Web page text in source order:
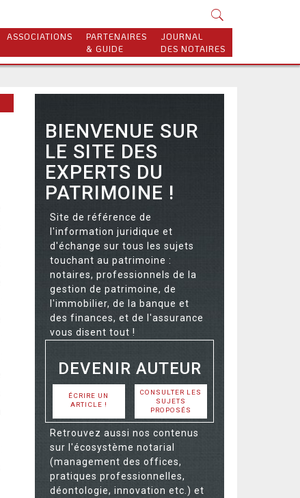
ASSOCIATIONS
PARTENAIRES
& GUIDE
JOURNAL
DES NOTAIRES
BIENVENUE SUR
LE SITE DES
EXPERTS DU
PATRIMOINE !
Site de référence de
l'information juridique et
d'échange sur tous les sujets
touchant au patrimoine :
notaires, professionnels de la
gestion de patrimoine, de
l'immobilier, de la banque et
des finances, et de l'assurance
vous disent tout !
DEVENIR AUTEUR
ÉCRIRE UN
ARTICLE !
CONSULTER LES
SUJETS
PROPOSÉS
Retrouvez aussi nos contenus
sur l'écosystème notarial
(management des offices,
pratiques professionnelles,
déontologie, innovation etc.) et